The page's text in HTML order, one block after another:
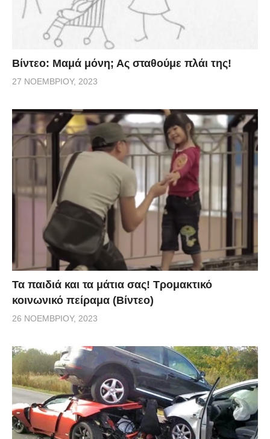
Βίντεο: Μαμά μόνη; Ας σταθούμε πλάι της!
27 ΝΟΕΜΒΡΊΟΥ, 2023
Τα παιδιά και τα μάτια σας! Τρομακτικό
κοινωνικό πείραμα (Βίντεο)
26 ΝΟΕΜΒΡΊΟΥ, 2023